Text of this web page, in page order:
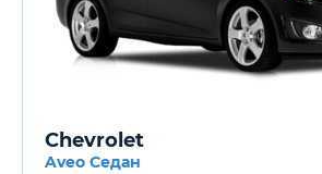
Chevrolet
Aveo Седан